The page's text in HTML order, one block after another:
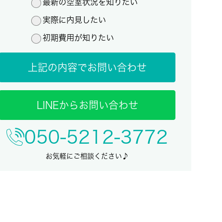
最新の空室状況を知りたい
実際に内見したい
初期費用が知りたい
上記の内容でお問い合わせ
LINEからお問い合わせ
050-5212-3772
お気軽にご相談ください♪